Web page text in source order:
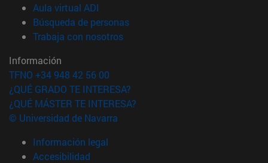
Aula virtual ADI
Búsqueda de personas(abre en nueva ventana)
Trabaja con nosotros(abre en nueva ventana)
Información
TFNO +34 948 42 56 00
¿QUÉ GRADO TE INTERESA?
¿QUÉ MÁSTER TE INTERESA?
© Universidad de Navarra
Información legal
Accesibilidad